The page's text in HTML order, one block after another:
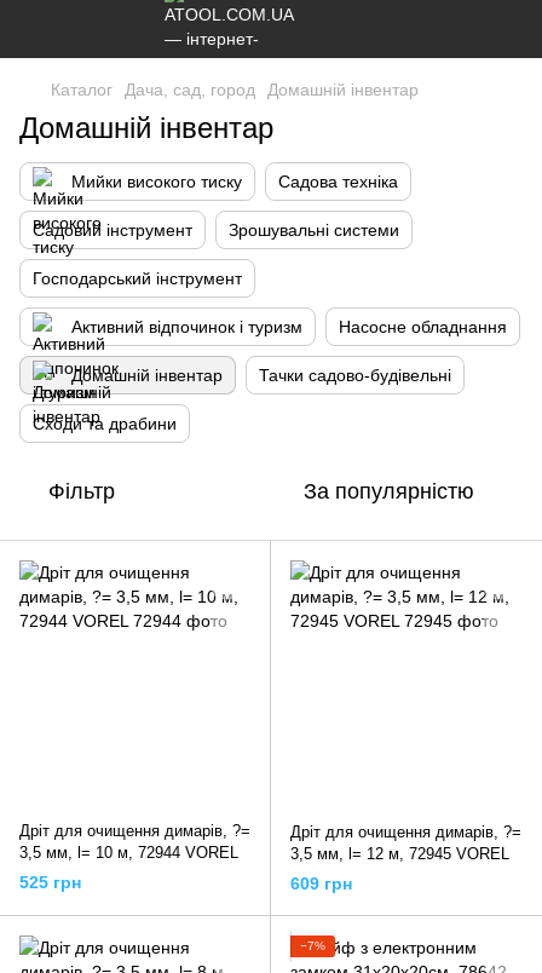
Каталог Дача, сад, город Домашній інвентар
Домашній інвентар
Мийки високого тиску Садова техніка
Садовий інструмент Зрошувальні системи
Господарський інструмент
Активний відпочинок і туризм Насосне обладнання
Домашній інвентар Тачки садово-будівельні
Сходи та драбини
Фільтр За популярністю
Дріт для очищення димарів, ?=
3,5 мм, l= 10 м, 72944 VOREL
525 грн
Дріт для очищення димарів, ?=
3,5 мм, l= 12 м, 72945 VOREL
609 грн
−7%